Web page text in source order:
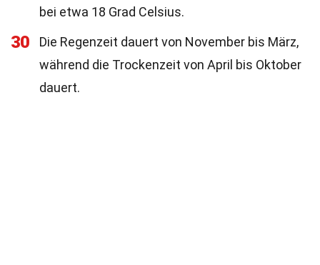
bei etwa 18 Grad Celsius.
30
Die Regenzeit dauert von November bis März,
während die Trockenzeit von April bis Oktober
dauert.